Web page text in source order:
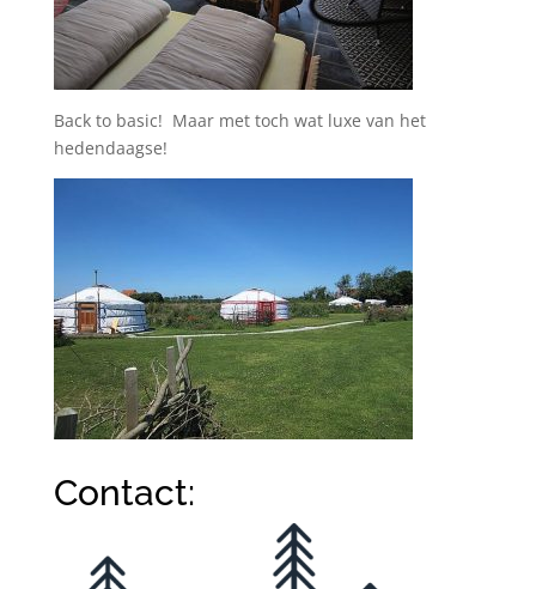
Back to basic! Maar met toch wat luxe van het
hedendaagse!
Contact: